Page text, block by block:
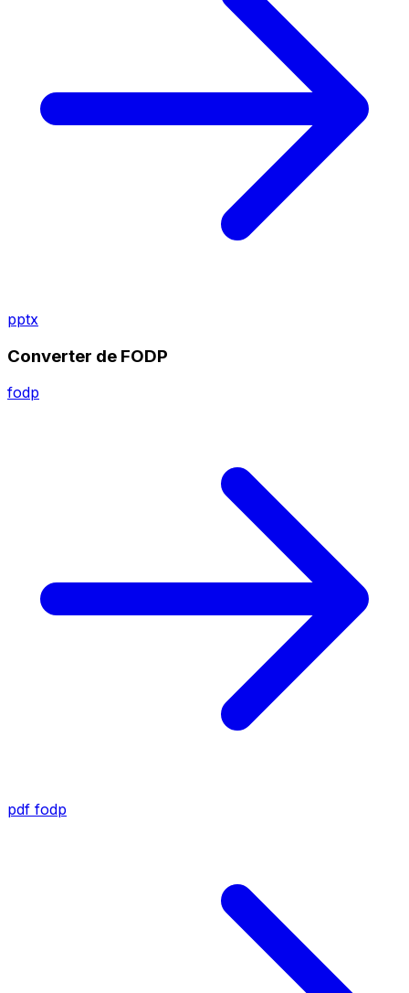
pptx
Converter de FODP
fodp
pdf fodp